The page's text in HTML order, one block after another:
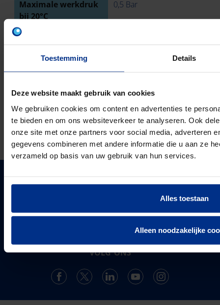
Toestemming Details
Deze website maakt gebruik van cookies
We gebruiken cookies om content en advertenties te
te bieden en om ons websiteverkeer te analyseren. Ook
onze site met onze partners voor social media, adverteren
gegevens combineren met andere informatie die u aan ze
verzameld op basis van uw gebruik van hun services.
Alles toestaan
Alleen noodzakelijke
Maximale werkdruk
bij 20°C
0,5 Bar
Ringstijfheidsklasse
Met pakkingen
TECHNISCHE TEKENING
DOWNLOADS
Pipelife is één van de grootste producenten van
kunststof leidingsystemen in Europa. Sinds 1947
ontwikkelt, produceert en levert de vestiging in
Enkhuizen een compleet en trendsettend programma.
Landen in Europa
PIPELIFE
Projecten & Nieuws
VOLG ONS